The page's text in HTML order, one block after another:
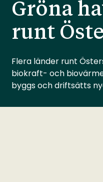
Gröna
runt
Flera länder runt
biokraft- och
byggs och driftsätts